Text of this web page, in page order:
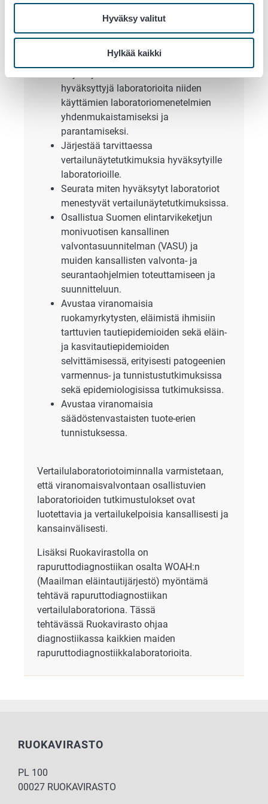
Hyväksy valitut
Hylkää kaikki
vertailulaboratorioiden kanssa ja
osallistua niiden järjestämiin
koulutukseen.
hyväksyttyjä laboratorioita niiden
käyttämien laboratoriomenetelmien
yhdenmukaistamiseksi ja
parantamiseksi.
Järjestää tarvittaessa
vertailunäytetutkimuksia hyväksytyille
laboratorioille.
Seurata miten hyväksytyt laboratoriot
menestyvät vertailunäytetutkimuksissa.
Osallistua Suomen elintarvikeketjun
monivuotisen kansallinen
valvontasuunnitelman (VASU) ja
muiden kansallisten valvonta- ja
seurantaohjelmien toteuttamiseen ja
suunnitteluun.
Avustaa viranomaisia
ruokamyrkytysten, eläimistä ihmisiin
tarttuvien tautiepidemioiden sekä eläin-
ja kasvitautiepidemioiden
selvittämisessä, erityisesti patogeenien
varmennus- ja tunnistustutkimuksissa
sekä epidemiologisissa tutkimuksissa.
Avustaa viranomaisia
säädöstenvastaisten tuote-erien
tunnistuksessa.
Vertailulaboratoriotoiminnalla varmistetaan,
että viranomaisvalvontaan osallistuvien
laboratorioiden tutkimustulokset ovat
luotettavia ja vertailukelpoisia kansallisesti ja
kansainvälisesti.
Lisäksi Ruokavirastolla on
rapuruttodiagnostiikan osalta WOAH:n
(Maailman eläintautijärjestö) myöntämä
tehtävä rapuruttodiagnostiikan
vertailulaboratoriona. Tässä
tehtävässä Ruokavirasto ohjaa
diagnostiikassa kaikkien maiden
rapuruttodiagnostiikkalaboratorioita.
RUOKAVIRASTO
PL 100
00027 RUOKAVIRASTO